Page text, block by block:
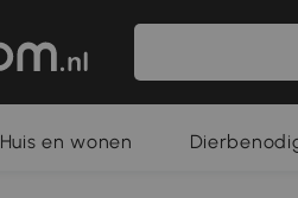
Huis en wonen